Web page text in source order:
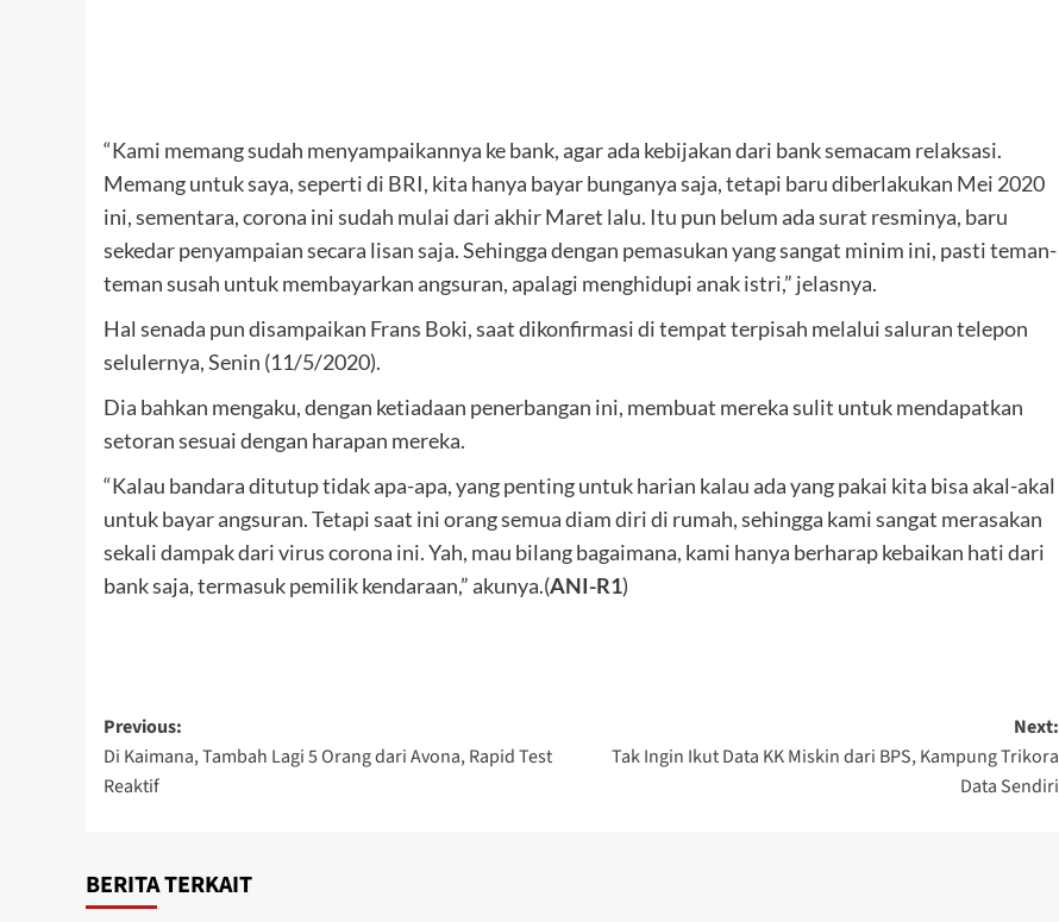
“Kami memang sudah menyampaikannya ke bank, agar ada kebijakan dari bank semacam relaksasi.
Memang untuk saya, seperti di BRI, kita hanya bayar bunganya saja, tetapi baru diberlakukan Mei 2020
ini, sementara, corona ini sudah mulai dari akhir Maret lalu. Itu pun belum ada surat resminya, baru
sekedar penyampaian secara lisan saja. Sehingga dengan pemasukan yang sangat minim ini, pasti teman-
teman susah untuk membayarkan angsuran, apalagi menghidupi anak istri,” jelasnya.
Hal senada pun disampaikan Frans Boki, saat dikonfirmasi di tempat terpisah melalui saluran telepon
selulernya, Senin (11/5/2020).
Dia bahkan mengaku, dengan ketiadaan penerbangan ini, membuat mereka sulit untuk mendapatkan
setoran sesuai dengan harapan mereka.
“Kalau bandara ditutup tidak apa-apa, yang penting untuk harian kalau ada yang pakai kita bisa akal-akal
untuk bayar angsuran. Tetapi saat ini orang semua diam diri di rumah, sehingga kami sangat merasakan
sekali dampak dari virus corona ini. Yah, mau bilang bagaimana, kami hanya berharap kebaikan hati dari
bank saja, termasuk pemilik kendaraan,” akunya.(ANI-R1)
Post
navigation
Previous:
Di Kaimana, Tambah Lagi 5 Orang dari Avona, Rapid Test
Reaktif
Next:
Tak Ingin Ikut Data KK Miskin dari BPS, Kampung Trikora
Data Sendiri
BERITA TERKAIT